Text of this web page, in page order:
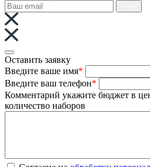
Оставить заявку
Введите ваше имя*
Введите ваш телефон*
Комментарий укажите бюджет в
количество наборов